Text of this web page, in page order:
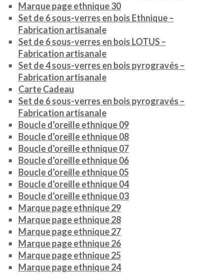
Marque page ethnique 30
Set de 6 sous-verres en bois Ethnique –
Fabrication artisanale
Set de 6 sous-verres en bois LOTUS –
Fabrication artisanale
Set de 4 sous-verres en bois pyrogravés –
Fabrication artisanale
Carte Cadeau
Set de 6 sous-verres en bois pyrogravés –
Fabrication artisanale
Boucle d'oreille ethnique 09
Boucle d'oreille ethnique 08
Boucle d'oreille ethnique 07
Boucle d'oreille ethnique 06
Boucle d'oreille ethnique 05
Boucle d'oreille ethnique 04
Boucle d'oreille ethnique 03
Marque page ethnique 29
Marque page ethnique 28
Marque page ethnique 27
Marque page ethnique 26
Marque page ethnique 25
Marque page ethnique 24